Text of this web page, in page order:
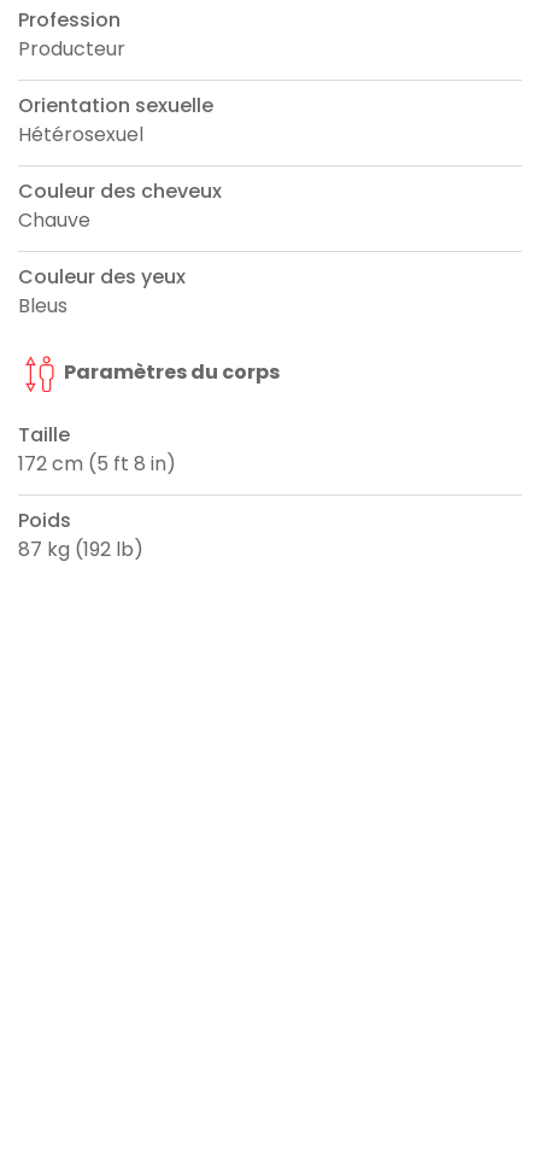
Profession
Producteur
Orientation sexuelle
Hétérosexuel
Couleur des cheveux
Chauve
Couleur des yeux
Bleus
Paramètres du corps
Taille
172 cm (5 ft 8 in)
Poids
87 kg (192 lb)